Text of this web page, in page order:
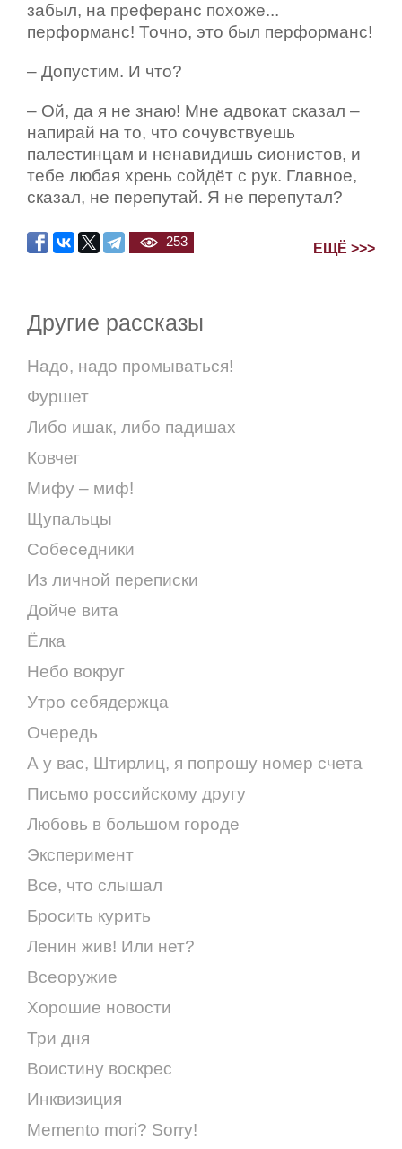
забыл, на преферанс похоже...
перформанс! Точно, это был перформанс!
– Допустим. И что?
– Ой, да я не знаю! Мне адвокат сказал –
напирай на то, что сочувствуешь
палестинцам и ненавидишь сионистов, и
тебе любая хрень сойдёт с рук. Главное,
сказал, не перепутай. Я не перепутал?
253 ЕЩЁ >>>
Другие рассказы
Надо, надо промываться!
Фуршет
Либо ишак, либо падишах
Ковчег
Мифу – миф!
Щупальцы
Собеседники
Из личной переписки
Дойче вита
Ёлка
Небо вокруг
Утро себядержца
Очередь
А у вас, Штирлиц, я попрошу номер счета
Письмо российскому другу
Любовь в большом городе
Эксперимент
Все, что слышал
Бросить курить
Ленин жив! Или нет?
Всеоружие
Хорошие новости
Три дня
Воистину воскрес
Инквизиция
Memento mori? Sorry!